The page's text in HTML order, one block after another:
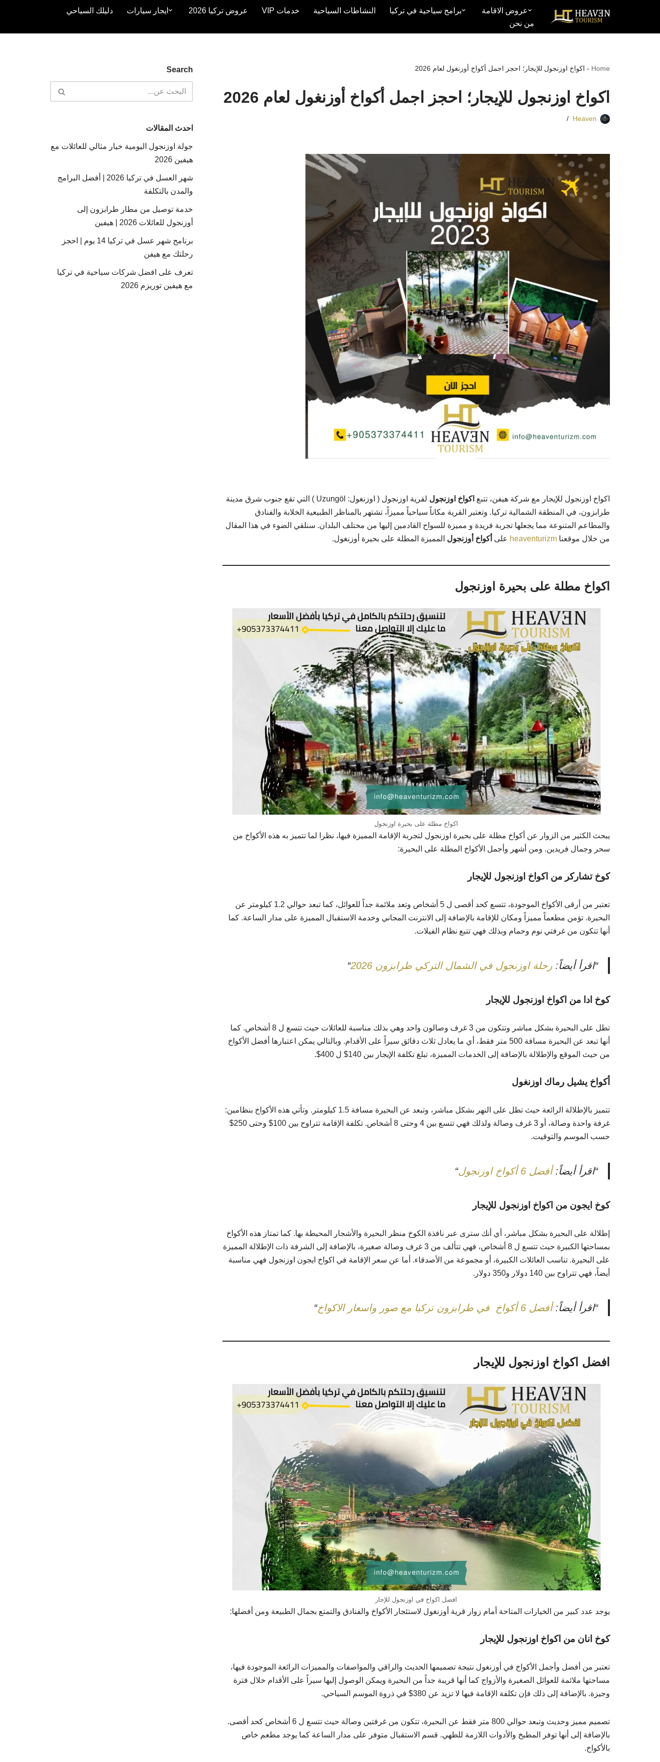
عروض الاقامة برامج سياحية في تركيا النشاطات السياحية خدمات VIP عروض تركيا 2026 ايجار سيارات
دليلك السياحي
من نحن
Home
- اكواخ اوزنجول للإيجار؛ احجز اجمل أكواخ أوزنغول لعام 2026
اكواخ اوزنجول للإيجار؛ احجز اجمل أكواخ أوزنغول لعام 2026
Heaven
اكواخ اوزنجول للإيجار مع شركة هيفن، تتبع اكواخ اوزنجول لقرية اوزنجول ( اوزنغول:
Uzungöl ) التي تقع جنوب شرق مدينة
طرابزون، في المنطقة الشمالية تركيا. وتعتبر القرية مكاناً سياحياً مميزاً، تشتهر بالمناظر الطبيعية الخلابة والفنادق
والمطاعم المتنوعة مما يجعلها تجربة فريدة و مميزة للسواح القادمين إليها من مختلف البلدان. سنلقي الضوء في هذا المقال
من خلال موقعنا heaventurizm على أكواخ أوزنجول المميزة المطلة على بحيرة أوزنغول.
اكواخ مطلة على بحيرة اوزنجول
اكواخ مطلة على بحيرة اوزنجول
يبحث الكثير من الزوار عن أكواخ مطلة على بحيرة اوزنجول لتجربة الإقامة المميزة فيها، نظرا لما تتميز به هذه الأكواخ من
سحر وجمال فريدين. ومن أشهر وأجمل الأكواخ المطلة على البحيرة:
كوخ تشاركر من اكواخ اوزنجول للإيجار
تعتبر من أرقى الأكواخ الموجودة، تتسع كحد أقصى ل 5 أشخاص وتعد ملائمة جداً للعوائل، كما تبعد حوالي 1.2 كيلومتر عن
البحيرة. تؤمن مطعماً مميزاً ومكان للإقامة بالإضافة إلى الانترنت المجاني وخدمة الاستقبال المميزة على مدار الساعة. كما
أنها تتكون من غرفتي نوم وحمام وبذلك فهي تتبع نظام الفيلات.
“اقرأ أيضاً: رحلة اوزنجول في الشمال التركي طرابزون 2026 “
كوخ ادا من اكواخ اوزنجول للإيجار
تطل على البحيرة بشكل مباشر وتتكون من 3 غرف وصالون واحد وهي بذلك مناسبة للعائلات حيث تتسع ل 8 أشخاص.
كما
أنها تبعد عن البحيرة مسافة 500 متر فقط، أي ما يعادل ثلاث دقائق سيراً على الأقدام. وبالتالي يمكن اعتبارها أفضل الأكواخ
من حيث الموقع والإطلالة بالإضافة إلى الخدمات المميزة، تبلغ تكلفة الإيجار بين 140$ ل 400$.
أكواخ يشيل رماك اوزنغول
تتميز بالإطلالة الرائعة حيث تطل على النهر بشكل مباشر، وتبعد عن البحيرة مسافة 1.5 كيلومتر. و
تأتي هذه الأكواخ بنظامين:
غرفة واحدة وصالة، أو 3 غرف وصالة ولذلك فهي تتسع بين 4 وحتى 8 أشخاص.
تكلفة الإقامة تتراوح بين 100$ وحتى 250$
حسب الموسم والتوقيت.
“اقرأ أيضاً:أفضل 6 أكواخ اوزنجول “
كوخ ايجون من اكواخ اوزنجول للإيجار
إطلالة على البحيرة بشكل مباشر، أي أنك سترى عبر نافذة الكوخ منظر البحيرة والأشجار المحيطة بها. كما تمتاز هذه الأكواخ
بمساحتها الكبيرة حيث تتسع ل 8 أشخاص، فهي تتألف من 3 غرف وصالة صغيرة، بالإضافة إلى الشرفة ذات الإطلالة المميزة
على البحيرة. تناسب العائلات الكبيرة، أو مجموعة من الأصدقاء. أما عن سعر الإقامة في اكواخ ايجون اوزنجول فهي مناسبة
أيضاً، فهي تتراوح بين 140 دولار و350 دولار.
“اقرأ أيضاً:أفضل 6 أكواخ في طرابزون تركيا مع صور واسعار الاكواخ “
افضل اكواخ اوزنجول للإيجار
افضل اكواخ في اوزنجول للإجار
يوجد عدد كبير من الخيارات المتاحة أمام زوار قرية أوزنغول لاستئجار الأكواخ والفنادق والتمتع بجمال الطبيعة ومن أفضلها:
كوخ انان من اكواخ اوزنجول للإيجار
تعتبر من أفضل وأجمل الأكواخ في أوزنغول نتيجة تصميمها الحديث والراقي والمواصفات والمميزات الرائعة الموجودة فيها،
مساحتها ملائمة للعوائل الصغيرة والأزواج كما أنها قريبة جداً من البحيرة ويمكن الوصول إليها سيراً على الأقدام خلال فترة
وجيزة. بالإضافة إلى ذلك فإن تكلفة الإقامة فيها لا تزيد عن 380$ في ذروة الموسم السياحي.
تصميم مميز وحديث وتبعد حوالي 800 متر فقط عن البحيرة، تتكون من غرفتين وصالة حيث تتسع ل 6 أشخاص كحد أقصى.
بالإضافة إلى أنها توفر المطبخ والأدوات اللازمة للطهي. قسم الاستقبال متوفر على مدار الساعة كما يوجد مطعم خاص
بالأكواخ.
Search
احدث المقالات
جولة اوزنجول اليومية خيار مثالي للعائلات مع
هيفين 2026
شهر العسل في تركيا 2026 | أفضل البرامج
والمدن بالتكلفة
خدمة توصيل من مطار طرابزون إلى
أوزنجول للعائلات 2026 | هيفين
برنامج شهر عسل في تركيا 14 يوم | احجز
رحلتك مع هيفن
تعرف على افضل شركات سياحية في تركيا
مع هيفين توريزم 2026